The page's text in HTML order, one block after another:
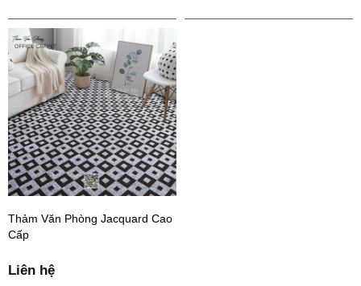
Thảm Văn Phòng Jacquard Cao
Cấp
Liên hệ